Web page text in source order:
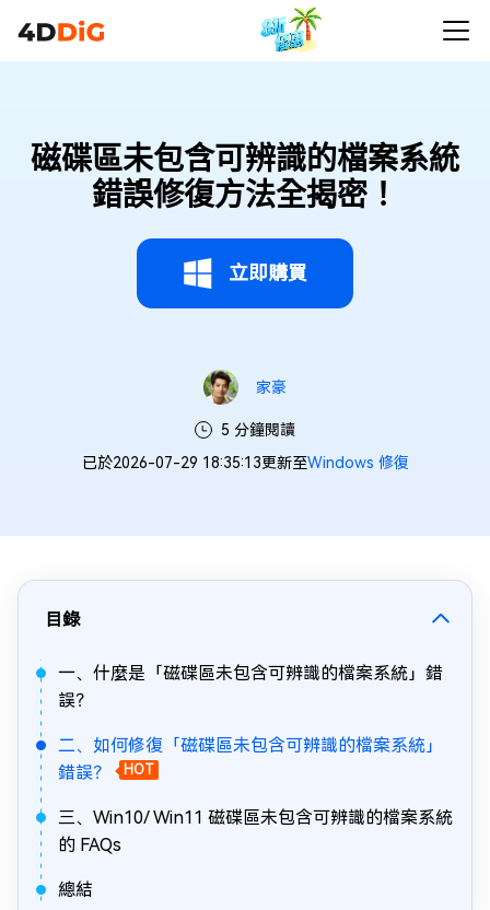
磁碟區未包含可辨識的檔案系統
錯誤修復方法全揭密！
立即購買
家豪
5 分鐘閱讀
已於2026-07-29 18:35:13更新至Windows 修復
目錄
一、什麼是「磁碟區未包含可辨識的檔案系統」錯
誤？
二、如何修復「磁碟區未包含可辨識的檔案系統」
錯誤？
HOT
三、Win10/ Win11 磁碟區未包含可辨識的檔案系統
的 FAQs
總結